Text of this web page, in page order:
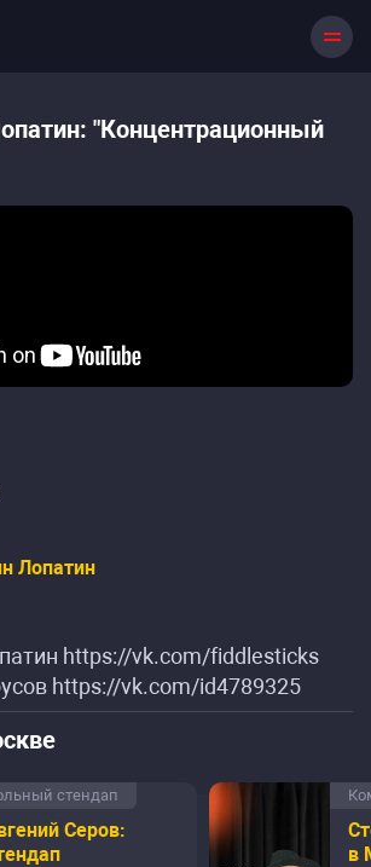
"Концентрационный
Лопатин
https://vk.com/fiddlesticks
https://vk.com/id4789325
стендап
Серов:
в